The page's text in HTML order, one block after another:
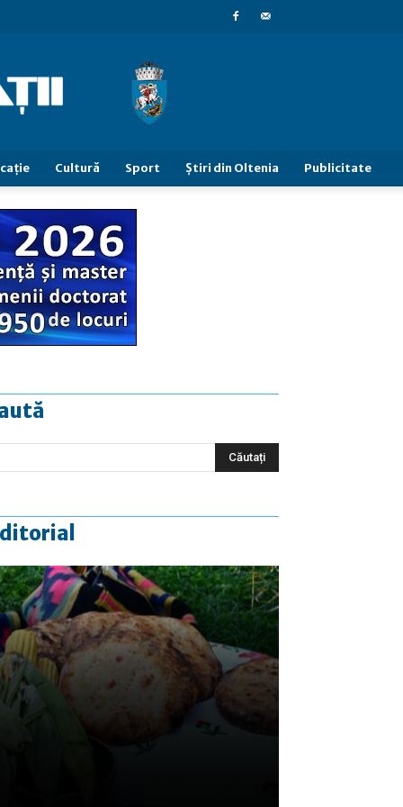
Cultură Sport Știri din Oltenia Publicitate